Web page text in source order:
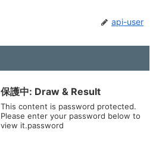
api-user
保護中: Draw & Result
This content is password protected.
Please enter your password below to
view it.password